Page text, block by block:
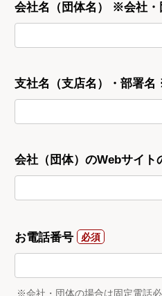
会社名（団体名） ※会社・
支社名（支店名）・部署名
会社（団体）のWebサイト
お電話番号
※会社・団体の場合は固定電話必